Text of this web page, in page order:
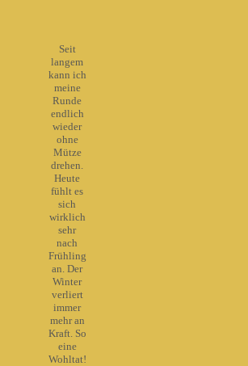
Seit
langem
kann ich
meine
Runde
endlich
wieder
ohne
Mütze
drehen.
Heute
fühlt es
sich
wirklich
sehr
nach
Frühling
an. Der
Winter
verliert
immer
mehr an
Kraft. So
eine
Wohltat!